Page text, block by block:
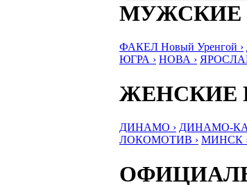
МУЖСКИЕ
ФАКЕЛ Новый Уренгой ›
ЮГРА › НОВА ›
ЖЕНСКИЕ
ДИНАМО › ДИНАМО-
ЛОКОМОТИВ › МИНСК